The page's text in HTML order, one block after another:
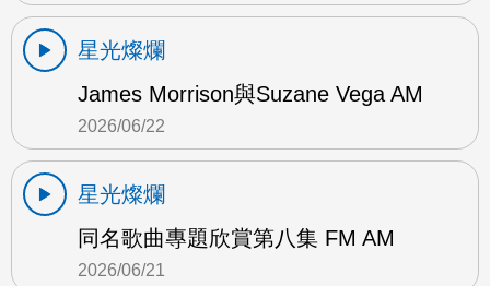
星光燦爛
James Morrison與Suzane Vega AM
2026/06/22
星光燦爛
同名歌曲專題欣賞第八集 FM AM
2026/06/21